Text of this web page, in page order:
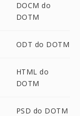
DOCM do
DOTM
ODT do DOTM
HTML do
DOTM
PSD do DOTM